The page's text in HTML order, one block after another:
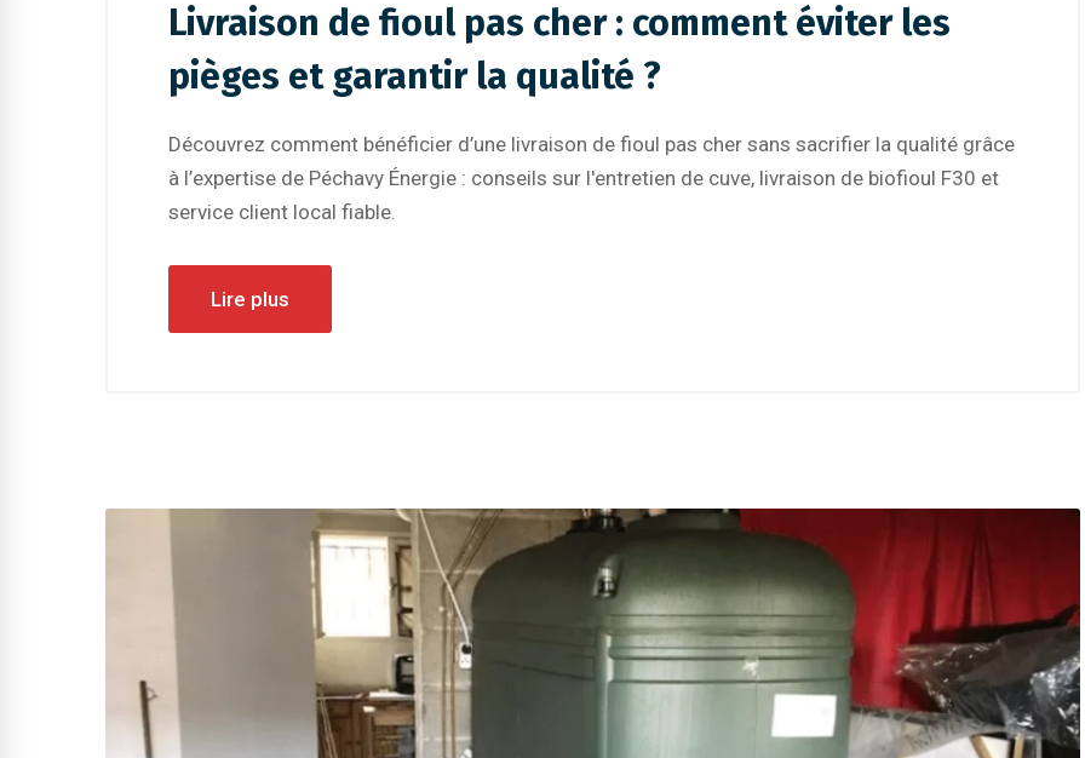
Livraison de fioul pas cher : comment éviter les
pièges et garantir la qualité ?
Découvrez comment bénéficier d’une livraison de fioul pas cher sans sacrifier la qualité grâce
à l’expertise de Péchavy Énergie : conseils sur l'entretien de cuve, livraison de biofioul F30 et
service client local fiable.
Lire plus